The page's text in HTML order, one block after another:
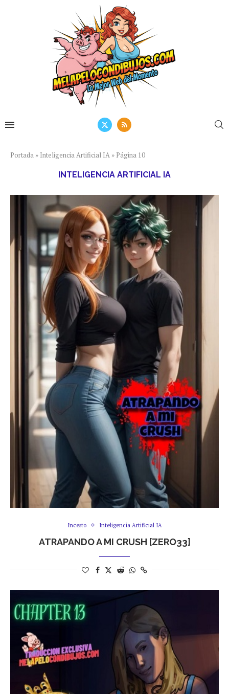
Portada » Inteligencia Artificial IA » Página 10
INTELIGENCIA ARTIFICIAL IA
Incesto Inteligencia Artificial IA
ATRAPANDO A MI CRUSH [ZERO33]